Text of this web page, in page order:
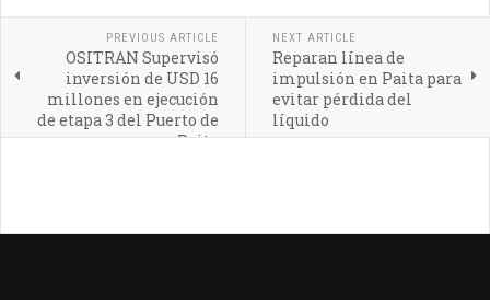
PREVIOUS ARTICLE
OSITRAN Supervisó
inversión de USD 16
millones en ejecución
de etapa 3 del Puerto de
Paita
NEXT ARTICLE
Reparan línea de
impulsión en Paita para
evitar pérdida del
líquido